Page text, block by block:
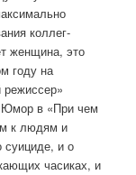
коллег-
женщина, это
году на
режиссер»
Юмор в «При чем
к людям и
суициде, и о
часиках, и